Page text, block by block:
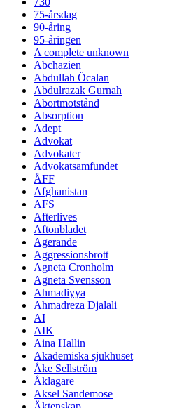
75-årsdag
90-åring
95-åringen
A complete unknown
Abchazien
Abdullah Öcalan
Abdulrazak Gurnah
Abortmotstånd
Absorption
Adept
Advokat
Advokater
Advokatsamfundet
ÅFF
Afghanistan
AFS
Afterlives
Aftonbladet
Agerande
Aggressionsbrott
Agneta Cronholm
Agneta Svensson
Ahmadiyya
Ahmadreza Djalali
AI
AIK
Aina Hallin
Akademiska sjukhuset
Åke Sellström
Åklagare
Aksel Sandemose